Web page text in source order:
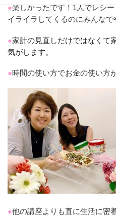
●楽しかったです！1人でレシ
イライラしてくるのにみんなで
●家計の見直しだけではなくて
気がします。
●時間の使い方でお金の使い方
●他の講座よりも直に生活に密